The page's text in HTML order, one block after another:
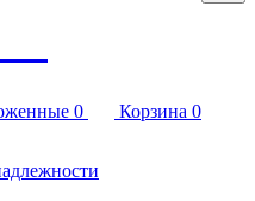
0 Корзина 0